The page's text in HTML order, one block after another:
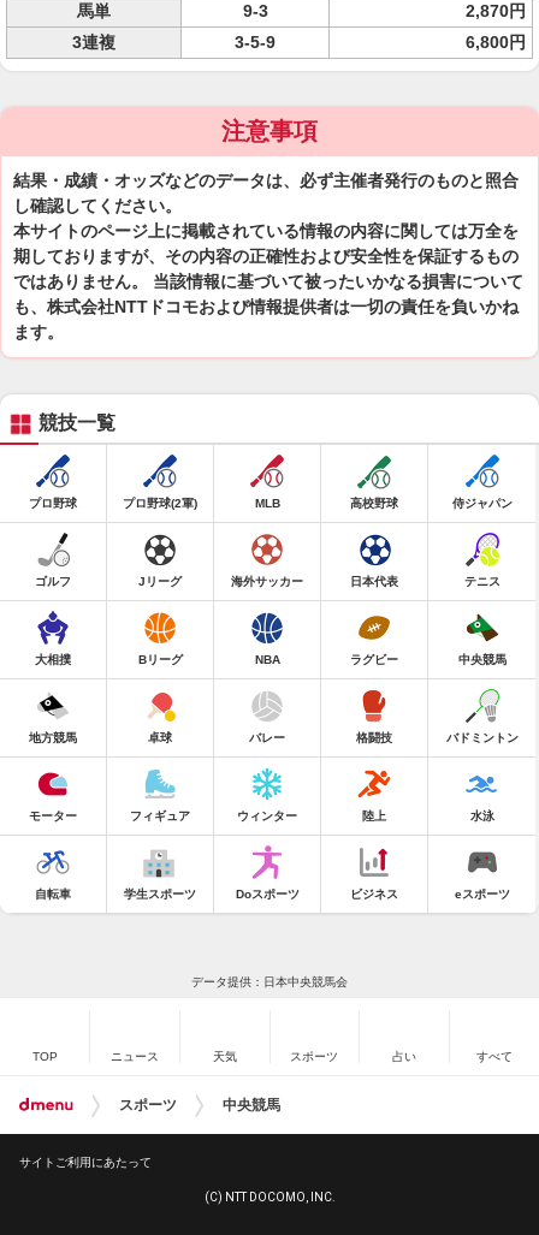
馬単
9-3
2,870円
3連複
3-5-9 6,800円
注意事項
結果・成績・オッズなどのデータは、必ず主催者発行のものと照合
し確認してください。
本サイトのページ上に掲載されている情報の内容に関しては万全を
期しておりますが、その内容の正確性および安全性を保証するもの
ではありません。 当該情報に基づいて被ったいかなる損害について
も、株式会社NTTドコモおよび情報提供者は一切の責任を負いかね
ます。
競技一覧
プロ野球 プロ野球(2軍) MLB 高校野球 侍ジャパン
ゴルフ Jリーグ 海外サッカー 日本代表 テニス
大相撲 Bリーグ NBA ラグビー 中央競馬
地方競馬 卓球 バレー 格闘技 バドミントン
モーター フィギュア ウィンター 陸上 水泳
自転車 学生スポーツ Doスポーツ ビジネス eスポーツ
データ提供：日本中央競馬会
TOP ニュース 天気 スポーツ 占い すべて
スポーツ 中央競馬
サイトご利用にあたって
(C) NTT DOCOMO, INC.